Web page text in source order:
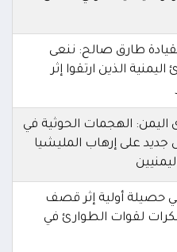
طارق صالح: ننعى
الذين ارتقوا إثر
اليمن: الهجمات الحوثية في
على إرهاب المليشيا
جندياً في حصيلة أولية إثر قصف
لقوات الطوارئ في